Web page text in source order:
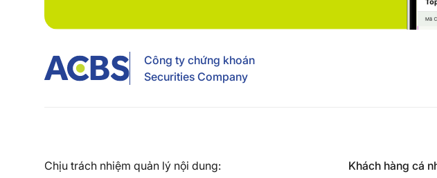
Công ty chứng khoán
Securities Company
Chịu trách nhiệm quản lý nội dung: Khách hàng cá